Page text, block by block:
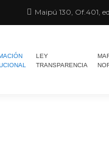
Maipú 130, Of.401,
LEY
TRANSPARENCIA